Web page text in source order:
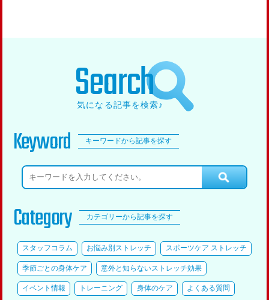
Search
気になる記事を検索♪
Keyword キーワードから記事を探す
Category カテゴリーから記事を探す
スタッフコラム お悩み別ストレッチ スポーツケア ストレッチ
季節ごとの身体ケア 意外と知らないストレッチ効果
イベント情報 トレーニング 身体のケア よくある質問